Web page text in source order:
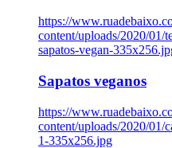
https://
content/uploads/2020/01/
sapatos-vegan-
Sapatos veganos
https://
content/uploads/2020/01/
1-335x256.jpg